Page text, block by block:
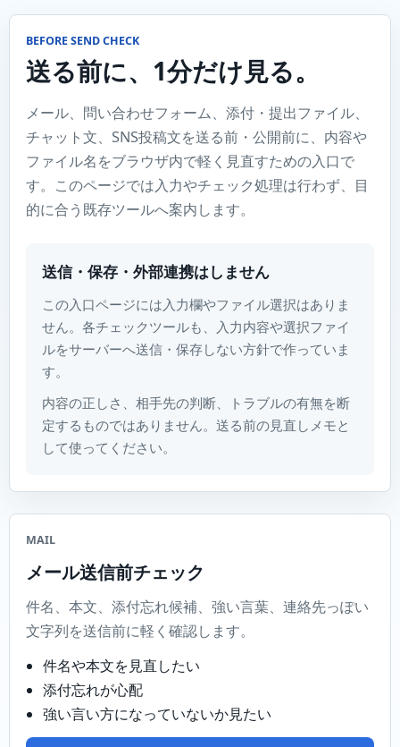
BEFORE SEND CHECK
送る前に、1分だけ見る。
メール、問い合わせフォーム、添付・提出ファイル、
チャット文、SNS投稿文を送る前・公開前に、内容や
ファイル名をブラウザ内で軽く見直すための入口で
す。このページでは入力やチェック処理は行わず、目
的に合う既存ツールへ案内します。
送信・保存・外部連携はしません
この入口ページには入力欄やファイル選択はありま
せん。各チェックツールも、入力内容や選択ファイ
ルをサーバーへ送信・保存しない方針で作っていま
す。
内容の正しさ、相手先の判断、トラブルの有無を断
定するものではありません。送る前の見直しメモと
して使ってください。
MAIL
メール送信前チェック
件名、本文、添付忘れ候補、強い言葉、連絡先っぽい
文字列を送信前に軽く確認します。
件名や本文を見直したい
添付忘れが心配
強い言い方になっていないか見たい